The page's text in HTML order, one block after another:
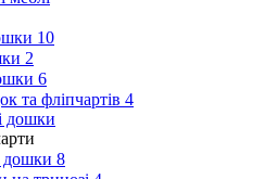
10
2
6
та фліпчартів 4
дошки
дошки 8